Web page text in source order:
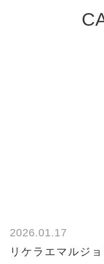
2026.01.17
リケラエマルジ